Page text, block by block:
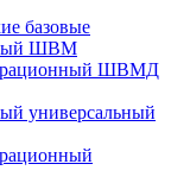
базовые
ШВМ
ШВМД
универсальный